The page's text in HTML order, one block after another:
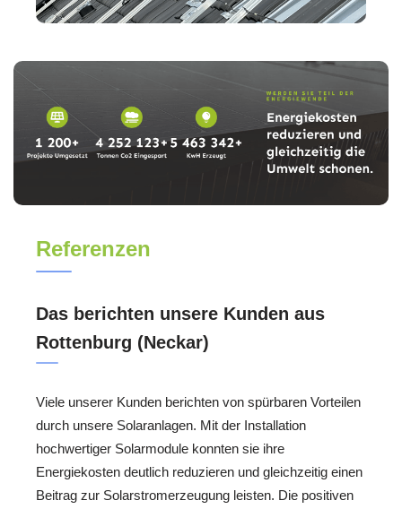
Referenzen
Das berichten unsere Kunden aus
Rottenburg (Neckar)
Viele unserer Kunden berichten von spürbaren Vorteilen
durch unsere Solaranlagen. Mit der Installation
hochwertiger Solarmodule konnten sie ihre
Energiekosten deutlich reduzieren und gleichzeitig einen
Beitrag zur Solarstromerzeugung leisten. Die positiven